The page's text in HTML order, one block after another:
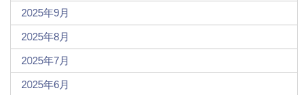
2025年9月
2025年8月
2025年7月
2025年6月